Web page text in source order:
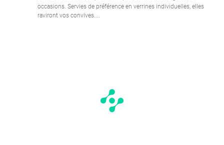
occasions. Servies de préférence en verrines individuelles, elles
raviront vos convives....